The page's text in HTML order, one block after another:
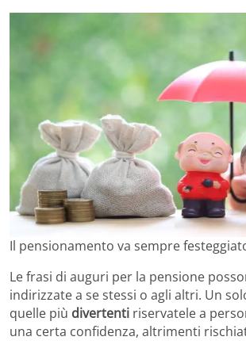
Il pensionamento va sempre
Le frasi di auguri per la pensione
indirizzate a se stessi o agli altri. Un
quelle più divertenti riservatele a
una certa confidenza, altrimenti